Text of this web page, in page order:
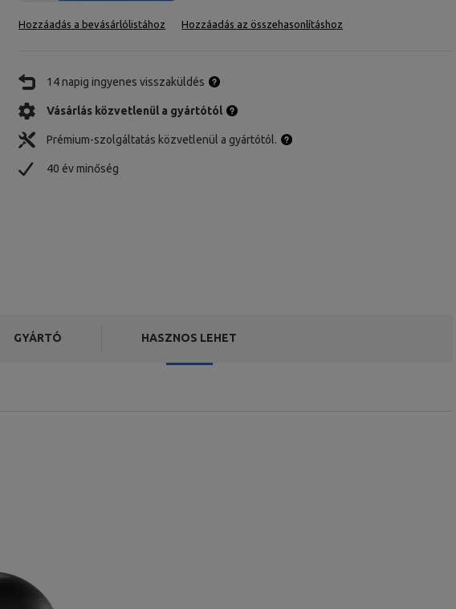
Hozzáadás a bevásárlólistához Hozzáadás az összehasonlításhoz
14 napig ingyenes visszaküldés
Vásárlás közvetlenül a gyártótól
Prémium-szolgáltatás közvetlenül a gyártótól.
40 év minőség
GYÁRTÓ HASZNOS LEHET